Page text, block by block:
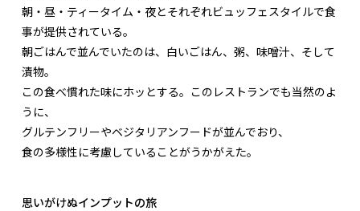
朝・昼・ティータイム・夜とそれぞれビュッフェスタイルで食
事が提供されている。
朝ごはんで並んでいたのは、白いごはん、粥、味噌汁、そして
漬物。
この食べ慣れた味にホッとする。このレストランでも当然のよ
うに、
グルテンフリーやベジタリアンフードが並んでおり、
食の多様性に考慮していることがうかがえた。
思いがけぬインプットの旅